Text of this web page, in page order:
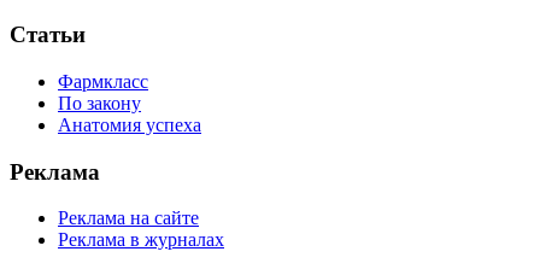
Статьи
Фармкласс
По закону
Анатомия успеха
Реклама
Реклама на сайте
Реклама в журналах